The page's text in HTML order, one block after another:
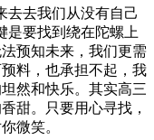
去去我们从没有自己
要找到绕在陀螺上
预知未来，我们更需
料，也承担不起，我
然和快乐。其实高三
甜。只要用心寻找，
微笑。